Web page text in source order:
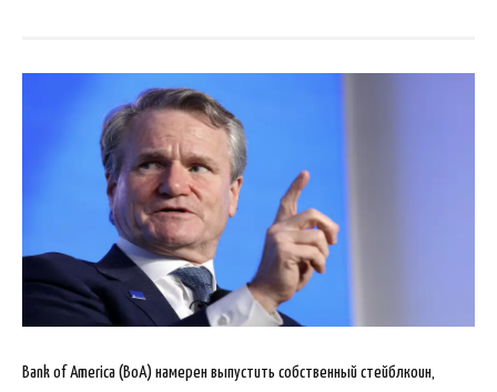
Bank of America (ВоА) намерен выпустить собственный стейблкоин,